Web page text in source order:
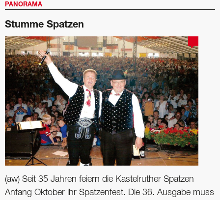
PANORAMA
Stumme Spatzen
(aw) Seit 35 Jahren feiern die Kastelruther Spatzen
Anfang Oktober ihr Spatzenfest. Die 36. Ausgabe muss